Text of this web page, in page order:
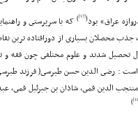
عراق» بود(
[17]
)که با سرپرستى و
محصلان بسیارى از دورافتاده ترین
شدند و علوم مختلفى چون فقه و
است : رضى الدین حسن طبرسى( فرزند
الدین قمى، شاذان بن جبرئیل قمى،
)